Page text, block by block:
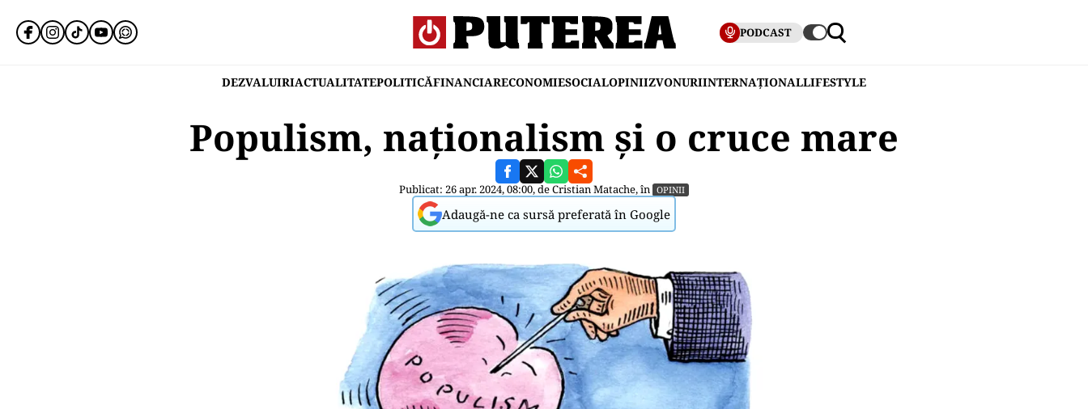
PODCAST
DEZVALUIRIACTUALITATEPOLITICĂFINANCIARECONOMIESOCIALOPINIIZVONURIINTERNAȚIONALLIFESTYLE
Populism, naționalism și o cruce mare
Publicat: 26 apr. 2024, 08:00, deCristian Matache, în OPINII
Adaugă-ne ca sursă preferată în Google